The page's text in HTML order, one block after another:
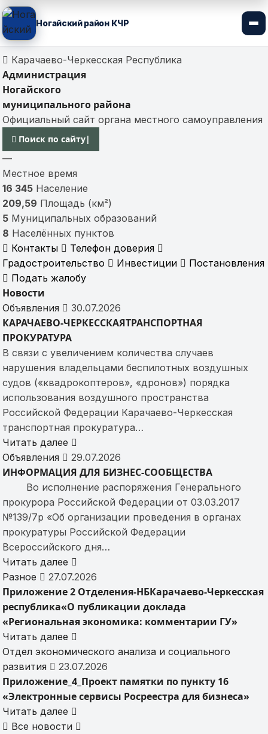
Ногайский район КЧР
Найти вручную
Карачаево-Черкесская Республика
Администрация
Ногайского
муниципального района
Официальный сайт органа местного самоуправления
Поиск по сайту|
—
Местное время
16 345 Население
209,59 Площадь (км²)
5 Муниципальных образований
8 Населённых пунктов
Контакты
Телефон доверия
Градостроительство
Инвестиции
Постановления
Подать жалобу
Новости
Объявления 30.07.2026
КАРАЧАЕВО-ЧЕРКЕССКАЯТРАНСПОРТНАЯ
ПРОКУРАТУРА
В связи с увеличением количества случаев
нарушения владельцами беспилотных воздушных
судов («квадрокоптеров», «дронов») порядка
использования воздушного пространства
Российской Федерации Карачаево-Черкесская
транспортная прокуратура…
Читать далее
Объявления
29.07.2026
ИНФОРМАЦИЯ ДЛЯ БИЗНЕС-СООБЩЕСТВА
Во исполнение распоряжения Генерального
прокурора Российской Федерации от 03.03.2017
№139/7р «Об организации проведения в органах
прокуратуры Российской Федерации
Всероссийского дня…
Читать далее
Разное
27.07.2026
Приложение 2 Отделения-НБКарачаево-Черкесская
республика«О публикации доклада
«Региональная экономика: комментарии ГУ»
Читать далее
Отдел экономического анализа и социального
развития
23.07.2026
Приложение_4_Проект памятки по пункту 16
«Электронные сервисы Росреестра для бизнеса»
Читать далее
Все новости